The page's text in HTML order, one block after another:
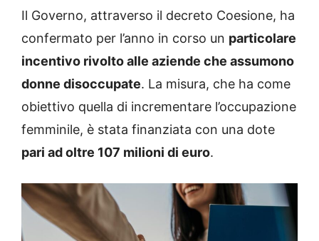
Il Governo, attraverso il decreto Coesione, ha
confermato per l’anno in corso un particolare
incentivo rivolto alle aziende che assumono
donne disoccupate. La misura, che ha come
obiettivo quella di incrementare l’occupazione
femminile, è stata finanziata con una dote
pari ad oltre 107 milioni di euro.